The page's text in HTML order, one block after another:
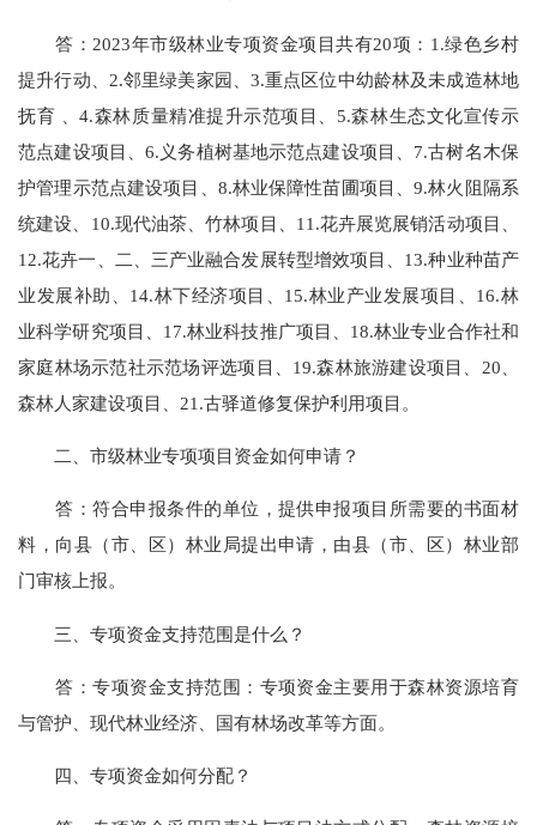
答：2023年市级林业专项资金项目共有20项：1.绿色乡村
提升行动、2.邻里绿美家园、3.重点区位中幼龄林及未成造林地
抚育 、4.森林质量精准提升示范项目、5.森林生态文化宣传示
范点建设项目、6.义务植树基地示范点建设项目、7.古树名木保
护管理示范点建设项目、8.林业保障性苗圃项目、9.林火阻隔系
统建设、10.现代油茶、竹林项目、11.花卉展览展销活动项目、
12.花卉一、二、三产业融合发展转型增效项目、13.种业种苗产
业发展补助、14.林下经济项目、15.林业产业发展项目、16.林
业科学研究项目、17.林业科技推广项目、18.林业专业合作社和
家庭林场示范社示范场评选项目、19.森林旅游建设项目、20、
森林人家建设项目、21.古驿道修复保护利用项目。
二、市级林业专项项目资金如何申请？
答：符合申报条件的单位，提供申报项目所需要的书面材
料，向县（市、区）林业局提出申请，由县（市、区）林业部
门审核上报。
三、专项资金支持范围是什么？
答：专项资金支持范围：专项资金主要用于森林资源培育
与管护、现代林业经济、国有林场改革等方面。
四、专项资金如何分配？